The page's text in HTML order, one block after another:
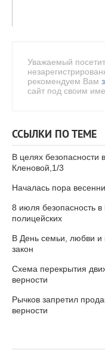
Уважаемый
рекомендуем Вам
сайт под своим
ССЫЛКИ ПО ТЕМЕ
В целях безопасности
Кленовой,1/3
Началась пора
8 июля безопасность
полицейских
В День семьи, любви и
закон
Схема перекрытия
верности
Рычков запретил
верности